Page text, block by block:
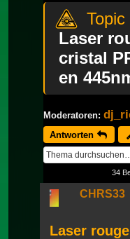
Laser
cristal
en
Moderatoren:
Antworten
34
CHRS33
Laser